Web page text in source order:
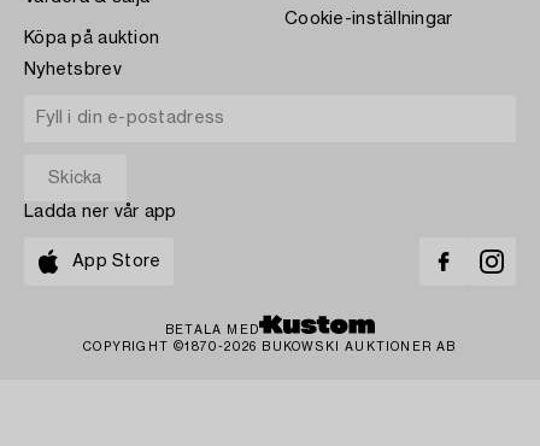
Köpa på auktion
Cookie-inställningar
Nyhetsbrev
Ladda ner vår app
App Store
BETALA MED
COPYRIGHT ©1870-2026 BUKOWSKI AUKTIONER AB